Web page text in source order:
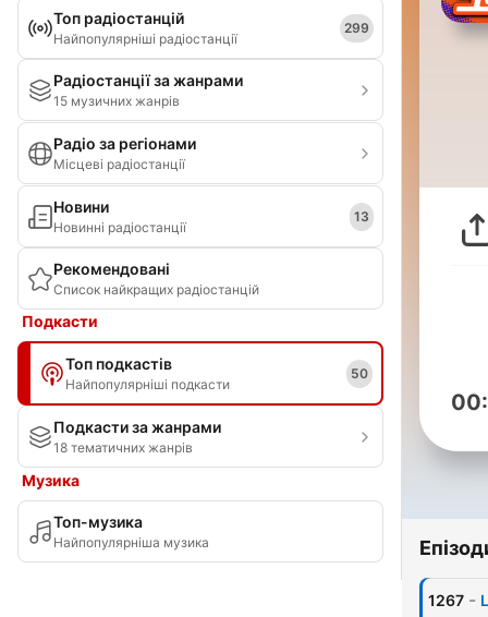
Топ радіостанцій
Найпопулярніші радіостанції
299
Радіостанції за жанрами
15 музичних жанрів
Радіо за регіонами
Місцеві радіостанції
Новини
Новинні радіостанції
13
Рекомендовані
Список найкращих радіостанцій
Подкасти
Топ подкастів
Найпопулярніші подкасти
50
Подкасти за жанрами
18 тематичних жанрів
Музика
Топ-музика
Найпопулярніша музика
1267 -